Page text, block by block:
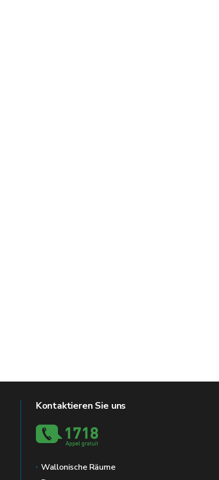
Kontaktieren Sie uns
Wallonische Räume